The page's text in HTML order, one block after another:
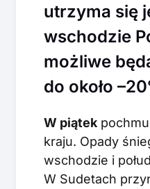
utrzyma się
wschodzie
możliwe
do około
W piątek
kraju. Opady
wschodzie i
W Sudetach